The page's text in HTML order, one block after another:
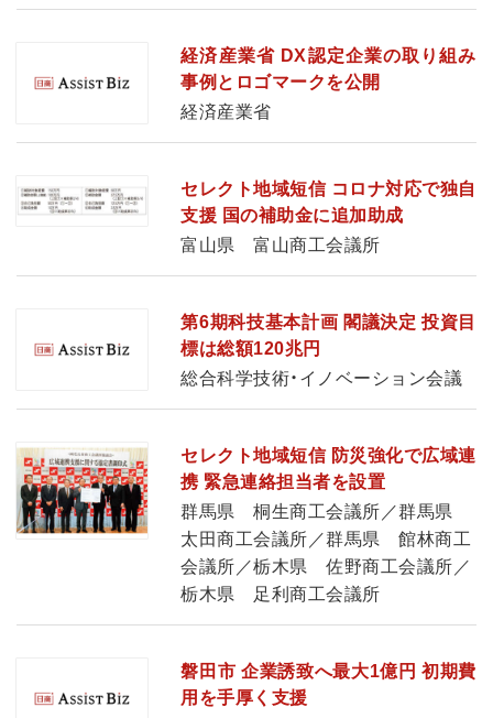
経済産業省 DX認定企業の取り組み
事例とロゴマークを公開
経済産業省
セレクト地域短信 コロナ対応で独自
支援 国の補助金に追加助成
富山県 富山商工会議所
第6期科技基本計画 閣議決定 投資目
標は総額120兆円
総合科学技術・イノベーション会議
セレクト地域短信 防災強化で広域連
携 緊急連絡担当者を設置
群馬県 桐生商工会議所／群馬県
太田商工会議所／群馬県 館林商工
会議所／栃木県 佐野商工会議所／
栃木県 足利商工会議所
磐田市 企業誘致へ最大1億円 初期費
用を手厚く支援